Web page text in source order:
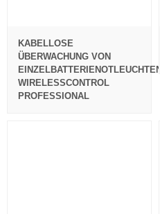
KABELLOSE
ÜBERWACHUNG VON
EINZELBATTERIENOTLEUCHTEN
WIRELESSCONTROL
PROFESSIONAL